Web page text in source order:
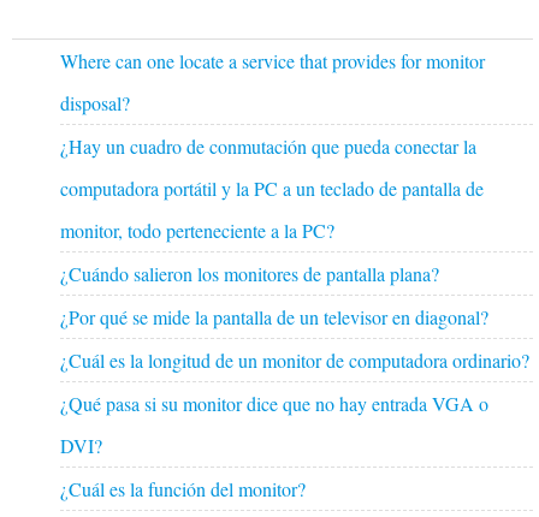
Where can one locate a service that provides for monitor
disposal?
¿Hay un cuadro de conmutación que pueda conectar la
computadora portátil y la PC a un teclado de pantalla de
monitor, todo perteneciente a la PC?
¿Cuándo salieron los monitores de pantalla plana?
¿Por qué se mide la pantalla de un televisor en diagonal?
¿Cuál es la longitud de un monitor de computadora ordinario?
¿Qué pasa si su monitor dice que no hay entrada VGA o
DVI?
¿Cuál es la función del monitor?